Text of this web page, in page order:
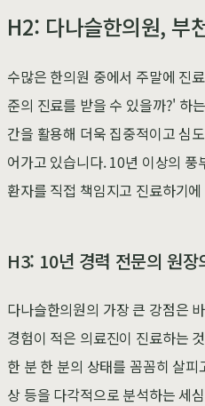
H2: 다나슬한의원, 부
수많은 한의원 중에서 주말에 진
준의 진료를 받을 수 있을까?' 하
간을 활용해 더욱 집중적이고 심
어가고 있습니다. 10년 이상의
환자를 직접 책임지고 진료하기
H3: 10년 경력 전문의 원
다나슬한의원의 가장 큰 강점은
경험이 적은 의료진이 진료하는
한 분 한 분의 상태를 꼼꼼히 살
상 등을 다각적으로 분석하는 세